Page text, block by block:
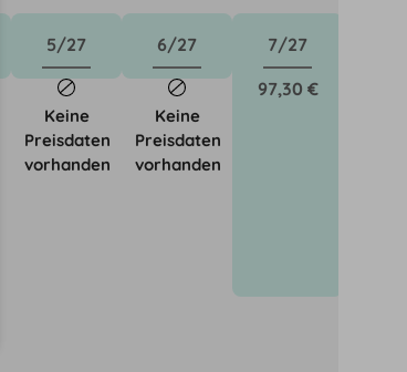
5/27
Keine
Preisdaten
vorhanden
6/27
Keine
Preisdaten
vorhanden
7/27
97,30 €